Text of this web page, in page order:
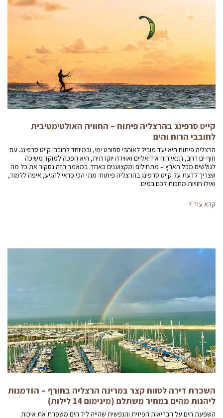
קייט סרפינג בהרצליה פיתוח – החוויה האולטימטיבית
לחובבי הרוח והים
הרצליה פיתוח היא יעד מוביל לאוהבי ספורט ימי, ובמיוחד לחובבי קייט סרפינג. עם
חוף ים רחב, תנאי רוח אידיאליים ואווירה יוקרתית, היא הפכה למוקד משיכה
לגולשים מכל הארץ – מתחילים ומקצוענים כאחד. במאמר הזה נסקור את כל מה
שצריך לדעת על קייט סרפינג בהרצליה פיתוח: מתי הכי כדאי להגיע, איפה ללמוד,
ואילו חוויות מחכות לכם במים.
קרא עוד
השכרת דירה לטווח קצר במרינה הרצליה בחורף – הזדמנות
ליהנות מהים במחיר משתלם (מינימום 14 לילות)
השפעת הים על הבריאות הפיזית והנפשית שהייה ליד הים משפרת את איכות